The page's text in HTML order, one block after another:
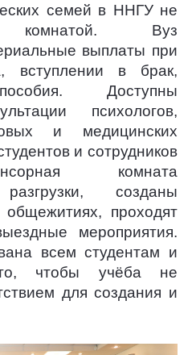
семей в ННГУ не
комнатой. Вуз
выплаты при
вступлении в брак,
Доступны
психологов,
и медицинских
и сотрудников
комната
разгрузки, созданы
проходят
мероприятия.
всем студентам и
чтобы учёба не
для создания и